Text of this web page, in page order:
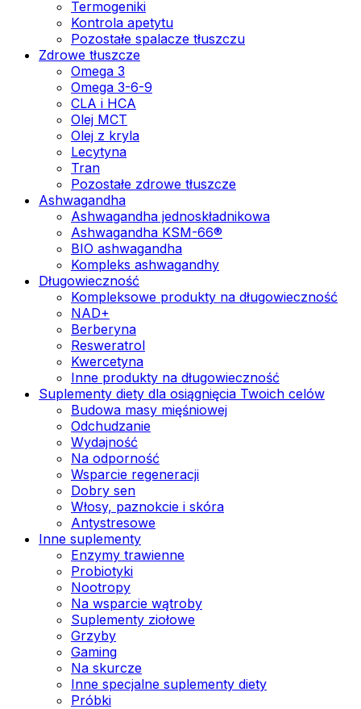
Termogeniki
Kontrola apetytu
Pozostałe spalacze tłuszczu
Zdrowe tłuszcze
Omega 3
Omega 3-6-9
CLA i HCA
Olej MCT
Olej z kryla
Lecytyna
Tran
Pozostałe zdrowe tłuszcze
Ashwagandha
Ashwagandha jednoskładnikowa
Ashwagandha KSM-66®
BIO ashwagandha
Kompleks ashwagandhy
Długowieczność
Kompleksowe produkty na długowieczność
NAD+
Berberyna
Resweratrol
Kwercetyna
Inne produkty na długowieczność
Suplementy diety dla osiągnięcia Twoich celów
Budowa masy mięśniowej
Odchudzanie
Wydajność
Na odporność
Wsparcie regeneracji
Dobry sen
Włosy, paznokcie i skóra
Antystresowe
Inne suplementy
Enzymy trawienne
Probiotyki
Nootropy
Na wsparcie wątroby
Suplementy ziołowe
Grzyby
Gaming
Na skurcze
Inne specjalne suplementy diety
Próbki